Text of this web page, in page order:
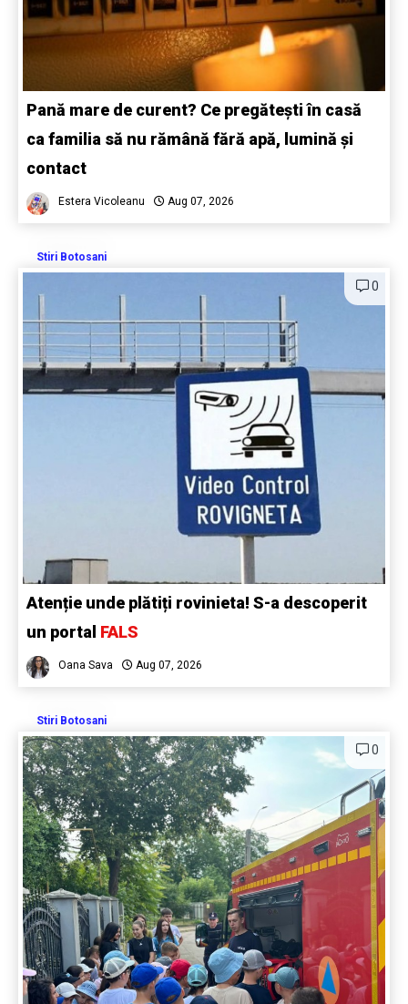
Pană mare de curent? Ce pregătești în casă
ca familia să nu rămână fără apă, lumină și
contact
Estera Vicoleanu Aug 07, 2026
Stiri Botosani
0
Atenție unde plătiți rovinieta! S-a descoperit
un portal FALS
Oana Sava Aug 07, 2026
Stiri Botosani
0